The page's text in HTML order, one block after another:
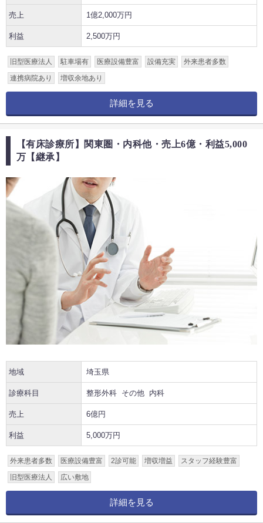
売上 1億2,000万円
利益 2,500万円
旧型医療法人 駐車場有 医療設備豊富 設備充実
外来患者多数
連携病院あり
増収余地あり
詳細を見る
【有床診療所】関東圏・内科他・売上6億・利益5,000
万【継承】
地域 埼玉県
診療科目 整形外科 その他 内科
売上 6億円
利益 5,000万円
外来患者多数 医療設備豊富 2診可能 増収増益
スタッフ経験豊富
旧型医療法人
広い敷地
詳細を見る